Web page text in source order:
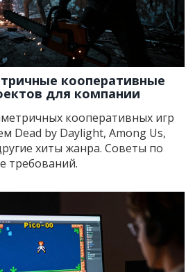
кооперативные
для компании
кооперативных игр
Dead by Daylight, Among Us,
хиты жанра. Советы по
требований.